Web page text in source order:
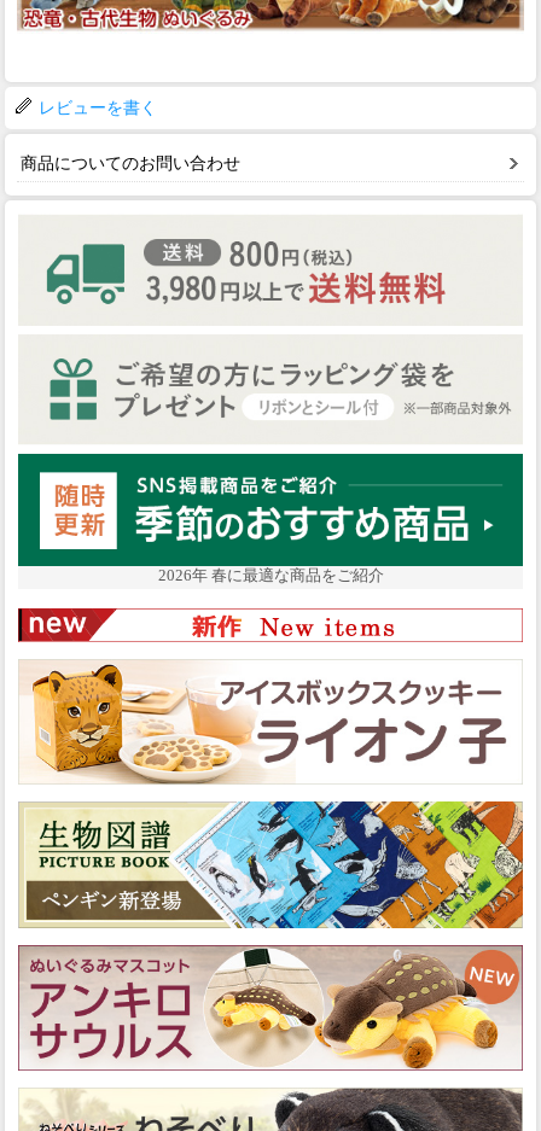
レビューを書く
商品についてのお問い合わせ